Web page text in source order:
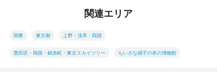
関連エリア
関東 東京都 上野・浅草・両国
墨田区・両国・錦糸町・東京スカイツリー ちいさな硝子の本の博物館